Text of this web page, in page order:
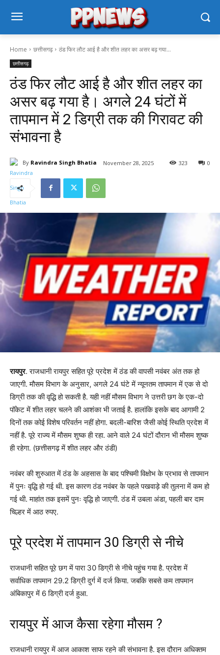
Home छत्तीसगढ़ ठंड फिर लौट आई है और शीत लहर का असर बढ़ गया...
छत्तीसगढ़
ठंड फिर लौट आई है और शीत लहर का
असर बढ़ गया है। अगले 24 घंटों में
तापमान में 2 डिग्री तक की गिरावट की
संभावना है
By Ravindra Singh Bhatia November 28, 2025 0
323
रायपुर. राजधानी रायपुर सहित पूरे प्रदेश में ठंड की वापसी नवंबर अंत तक हो
जाएगी. मौसम विभाग के अनुसार, अगले 24 घंटे में न्यूनतम तापमान में एक से दो
डिग्री तक की वृद्धि हो सकती है. यही नहीं मौसम विभाग ने उत्तरी छग के एक-दो
पॉकेट में शीत लहर चलने की आशंका भी जताई है. हालांकि इसके बाद आगामी 2
दिनों तक कोई विशेष परिवर्तन नहीं होगा. बदली-बारिश जैसी कोई स्थिति प्रदेश में
नहीं है. पूरे राज्य में मौसम शुष्क ही रहा. आने वाले 24 घंटों दौरान भी मौसम शुष्क
ही रहेगा. (छत्तीसगढ़ में शीत लहर और ठंडी)
नवंबर की शुरुआत में ठंड के अहसास के बाद पश्चिमी विक्षोभ के प्रभाव से तापमान
में पुनः वृद्धि हो गई थी. इस कारण ठंड नवंबर के पहले पखवाड़े की तुलना में कम हो
गई थी. माहांत तक इसमें पुनः वृद्धि हो जाएगी. ठंड में उबला अंडा, पहली बार दाम
चिल्हर में आठ रुपए.
पूरे प्रदेश में तापमान 30 डिग्री से नीचे
राजधानी सहित पूरे छग में पारा 30 डिग्री से नीचे पहुंच गया है. प्रदेश में
सर्वाधिक तापमान 29.2 डिग्री दुर्ग में दर्ज किया. जबकि सबसे कम तापमान
अंबिकापुर में 6 डिग्री दर्ज हुआ.
रायपुर में आज कैसा रहेगा मौसम ?
राजधानी रायपुर में आज आकाश साफ रहने की संभावना है. इस दौरान अधिक्तम